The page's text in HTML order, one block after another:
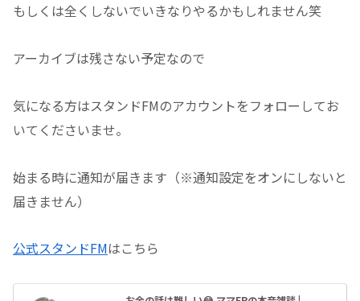
もしくは全くしないでいきなりやるかもしれません笑
アーカイブは残さない予定なので
気になる方はスタンドFMのアカウントをフォローしてお
いてくださいませ。
始まる時に通知が届きます（※通知設定をオンにしないと
届きません）
公式スタンドFMはこちら